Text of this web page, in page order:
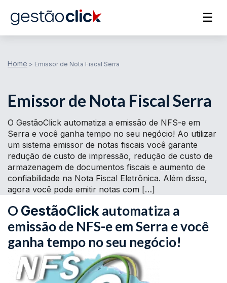
☰
Home > Emissor de Nota Fiscal Serra
Emissor de Nota Fiscal Serra
O GestãoClick automatiza a emissão de NFS-e em
Serra e você ganha tempo no seu negócio! Ao utilizar
um sistema emissor de notas fiscais você garante
redução de custo de impressão, redução de custo de
armazenagem de documentos fiscais e aumento de
confiabilidade na Nota Fiscal Eletrônica. Além disso,
agora você pode emitir notas com […]
O GestãoClick automatiza a
emissão de NFS-e em Serra e você
ganha tempo no seu negócio!